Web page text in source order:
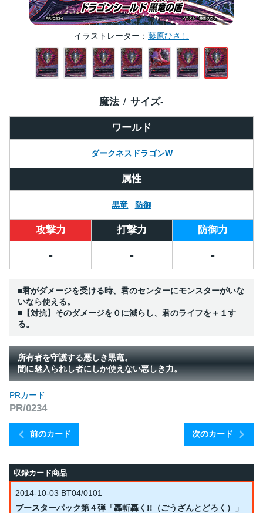
イラストレーター 藤原ひさし
ワールド
ダークネスドラゴンW
魔法 サイズ-
属性
黒竜 防御
攻撃力 打撃力 防御力
- - -
■君がダメージを受ける時、君のセンターにモンスターがいな
いなら使える。
■【対抗】そのダメージを０に減らし、君のライフを＋１す
る。
所有者を守護する悪しき黒竜。
闇に魅入られし者にしか使えない悪しき力。
前のカード
PRカード
PR/0234
次のカード
収録カード商品
2014-10-03 BT04/0101
ブースターパック第４弾「轟斬轟く!!（ごうざんとどろく）」